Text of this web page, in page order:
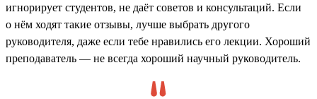
игнорирует студентов, не даёт советов и консультаций. Если
о нём ходят такие отзывы, лучше выбрать другого
руководителя, даже если тебе нравились его лекции. Хороший
преподаватель — не всегда хороший научный руководитель.